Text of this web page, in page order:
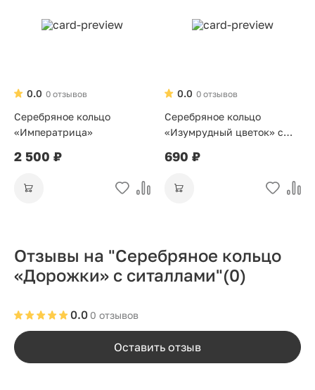
0 отзывов
0.0
Серебряное кольцо
«Императрица»
2 500 ₽
0 отзывов
0.0
Серебряное кольцо
«Изумрудный цветок» с
690 ₽
Отзывы на "Серебряное кольцо
«Дорожки» с ситаллами"(0)
0 отзывов
0.0
Оставить отзыв